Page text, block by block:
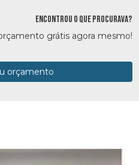
ENCONTROU O QUE PROCURAVA?
grátis agora mesmo!
orçamento